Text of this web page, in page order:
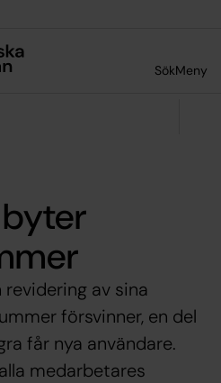
SökMeny
av sina
försvinner, en del
får nya användare.
medarbetares